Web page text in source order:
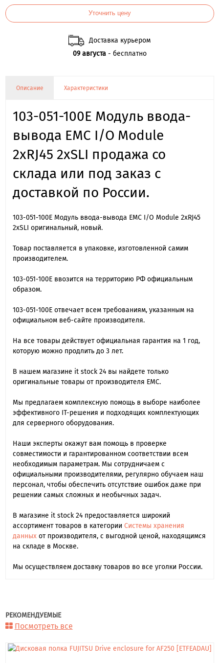
Уточнить цену
Доставка курьером
09 августа- бесплатно
Описание Характеристики
103-051-100E Модуль ввода-
вывода EMC I/O Module
2xRJ45 2xSLI продажа со
склада или под заказ с
доставкой по России.
103-051-100E Модуль ввода-вывода EMC I/O Module 2xRJ45
2xSLI оригинальный, новый.
Товар поставляется в упаковке, изготовленной самим
производителем.
103-051-100E ввозится на территорию РФ официальным
образом.
103-051-100E отвечает всем требованиям, указанным на
официальном веб-сайте производителя.
На все товары действует официальная гарантия на 1 год,
которую можно продлить до 3 лет.
В нашем магазине it stock 24 вы найдете только
оригинальные товары от производителя EMC.
Мы предлагаем комплексную помощь в выборе наиболее
эффективного IT-решения и подходящих комплектующих
для серверного оборудования.
Наши эксперты окажут вам помощь в проверке
совместимости и гарантированном соответствии всем
необходимым параметрам. Мы сотрудничаем с
официальными производителями, регулярно обучаем наш
персонал, чтобы обеспечить отсутствие ошибок даже при
решении самых сложных и необычных задач.
В магазине it stock 24 предоставляется широкий
ассортимент товаров в категории Системы хранения
данныхот производителя, с выгодной ценой, находящимся
на складе в Москве.
Мы осуществляем доставку товаров во все уголки России.
РЕКОМЕНДУЕМЫЕ
Посмотреть все